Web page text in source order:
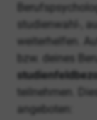
studienwahl-,
weiterhelfen.
bzw. deines
teilnehmen.
angeboten: